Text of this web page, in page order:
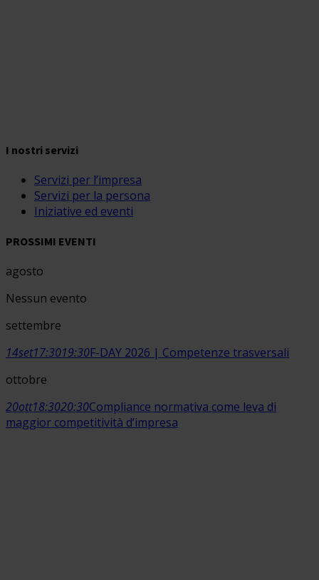
I nostri servizi
Servizi per l’impresa
Servizi per la persona
Iniziative ed eventi
PROSSIMI EVENTI
agosto
Nessun evento
settembre
14set17:3019:30F-DAY 2026 | Competenze trasversali
ottobre
20ott18:3020:30Compliance normativa come leva di
maggior competitività d’impresa